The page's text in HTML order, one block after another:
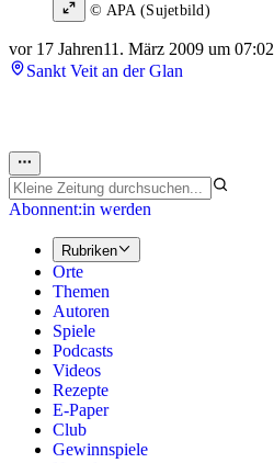
© APA (Sujetbild)
vor 17 Jahren11. März 2009 um 07:02
Sankt Veit an der Glan
Abonnent:in werden
Rubriken
Orte
Themen
Autoren
Spiele
Podcasts
Videos
Rezepte
E-Paper
Club
Gewinnspiele